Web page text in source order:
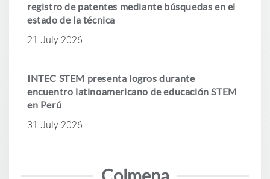
registro de patentes mediante búsquedas en el
estado de la técnica
21 July 2026
INTEC STEM presenta logros durante
encuentro latinoamericano de educación STEM
en Perú
31 July 2026